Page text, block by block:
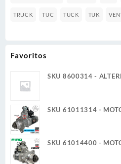
TRUCK TUC TUCK TUK
Favoritos
SKU 8600314 -
SKU 61011314 -
SKU 61014400 -